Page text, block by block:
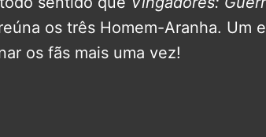
os três Homem-Aranha. Um
os fãs mais uma vez!